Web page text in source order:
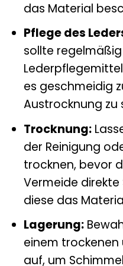
das Material
Pflege des
sollte
es geschmeidig
Austrocknung zu
Trocknung:
der Reinigung
trocknen, bevor
Vermeide
diese das
Lagerung:
einem
auf, um